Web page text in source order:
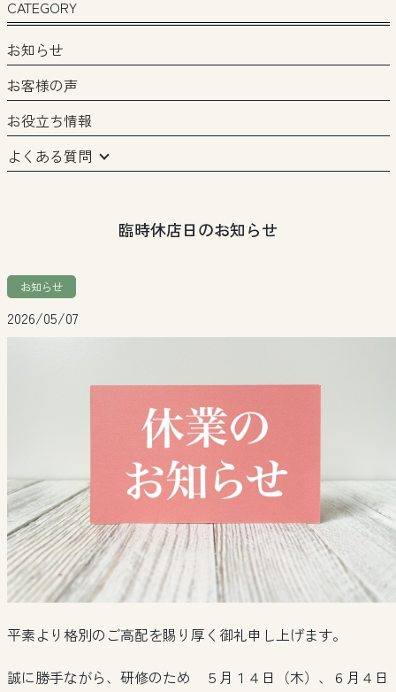
CATEGORY
お知らせ
お客様の声
お役立ち情報
よくある質問
臨時休店日のお知らせ
お知らせ
2026/05/07
平素より格別のご高配を賜り厚く御礼申し上げます。
誠に勝手ながら、研修のため ５月１４日（木）、６月４日